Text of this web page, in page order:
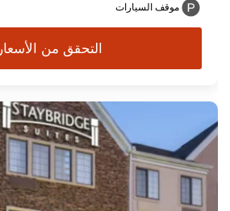
موقف السيارات
التحقق من الأسعار